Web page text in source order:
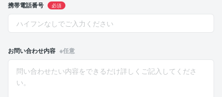
携帯電話番号 必須
お問い合わせ内容 ※任意